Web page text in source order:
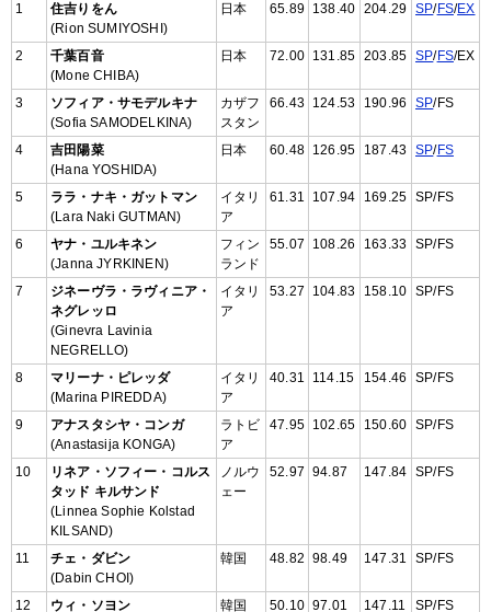
1
住吉りをん
(Rion SUMIYOSHI)
日本 65.89 138.40 204.29 SP/FS/EX
2
千葉百音
(Mone CHIBA)
日本 72.00 131.85 203.85 SP/FS/EX
3
ソフィア・サモデルキナ
(Sofia SAMODELKINA)
カザフ
スタン
66.43 124.53 190.96 SP/FS
4
吉田陽菜
(Hana YOSHIDA)
日本 60.48 126.95 187.43 SP/FS
5
ララ・ナキ・ガットマン
(Lara Naki GUTMAN)
イタリ
ア
61.31 107.94 169.25 SP/FS
6
ヤナ・ユルキネン
(Janna JYRKINEN)
フィン
ランド
55.07 108.26 163.33 SP/FS
7
ジネーヴラ・ラヴィニア・
ネグレッロ
(Ginevra Lavinia
NEGRELLO)
イタリ
ア
53.27 104.83 158.10 SP/FS
8
マリーナ・ピレッダ
(Marina PIREDDA)
イタリ
ア
40.31 114.15 154.46 SP/FS
9
アナスタシヤ・コンガ
(Anastasija KONGA)
ラトビ
ア
47.95 102.65 150.60 SP/FS
10
リネア・ソフィー・コルス
タッド キルサンド
(Linnea Sophie Kolstad
KILSAND)
ノルウ
ェー
52.97 94.87 147.84 SP/FS
11
チェ・ダビン
(Dabin CHOI)
韓国 48.82 98.49 147.31 SP/FS
12 ウィ・ソヨン 韓国 50.10 97.01 147.11 SP/FS